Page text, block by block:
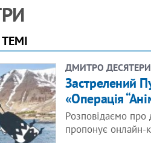
ДМИТРО
Застрелений
«Операція
Розповідаємо про
пропонує онлайн-